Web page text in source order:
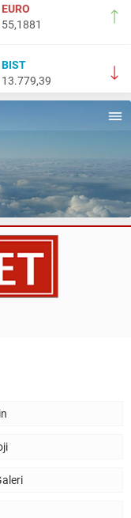
HAYIRLI OLSUN
EURO
55,1881
BIST
13.779,39